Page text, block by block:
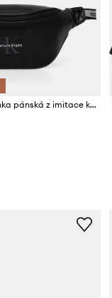
Calvin Klein ledvinka pánská z imitace kůže